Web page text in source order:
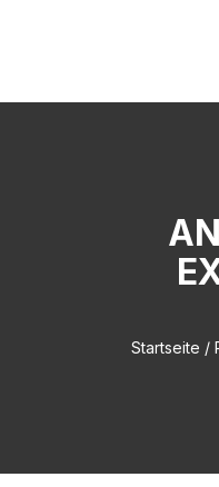
Startseite /